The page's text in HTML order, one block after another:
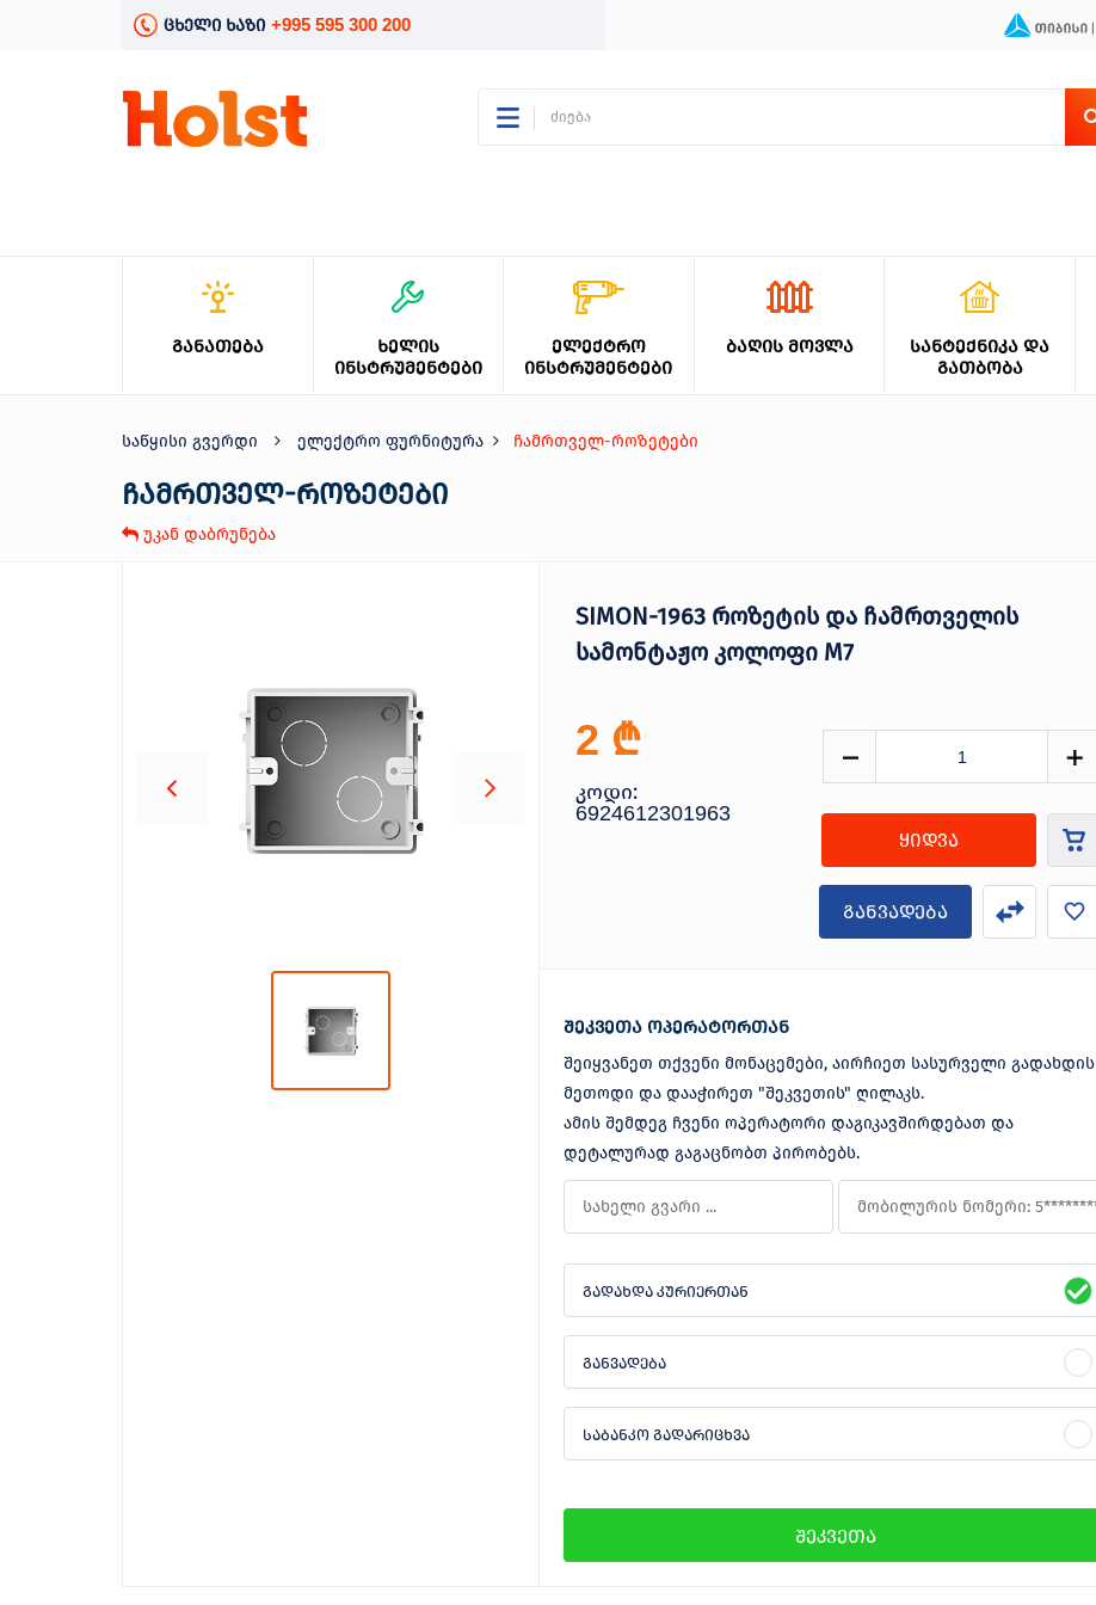
ცხელი ხაზი +995 595 300 200
ᲒᲐᲜᲐᲗᲔᲑᲐ
ᲮᲔᲚᲘᲡ
ᲘᲜᲡᲢᲠᲣᲛᲔᲜᲢᲔᲑᲘ
ᲔᲚᲔᲥᲢᲠᲝ
ᲘᲜᲡᲢᲠᲣᲛᲔᲜᲢᲔᲑᲘ
ᲑᲐᲦᲘᲡ ᲛᲝᲕᲚᲐ
ᲡᲐᲜᲢᲔᲥᲜᲘᲙᲐ ᲓᲐ
ᲒᲐᲗᲑᲝᲑᲐ
საწყისი გვერდი ელექტრო ფურნიტურა ჩამრთველ-როზეტები
ჩამრთველ-როზეტები
უკან დაბრუნება
SIMON-1963 როზეტის და ჩამრთველის
სამონტაჟო კოლოფი M7
2 ₾
კოდი:
6924612301963
ყიდვა
განვადება
შეკვეთა ოპერატორთან
შეიყვანეთ თქვენი მონაცემები, აირჩიეთ სასურველი გადახდის
მეთოდი და დააჭირეთ "შეკვეთის" ღილაკს.
ამის შემდეგ ჩვენი ოპერატორი დაგიკავშირდებათ და
დეტალურად გაგაცნობთ პირობებს.
გადახდა კურიერთან
განვადება
საბანკო გადარიცხვა
გათბობა
პროდუქცია
ბლოგი